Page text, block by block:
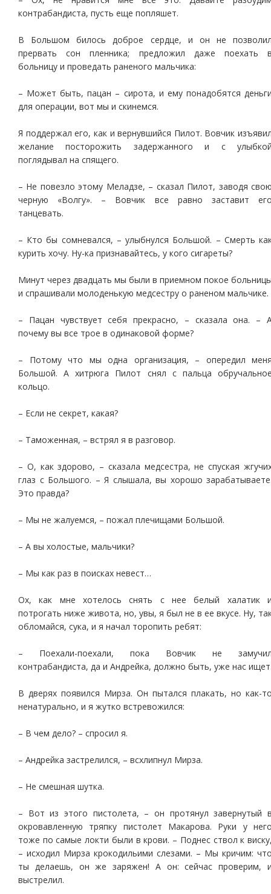
контрабандиста, пусть еще попляшет.
В Большом билось доброе сердце, и он не
прервать сон пленника; предложил даже поехать
больницу и проведать раненого мальчика:
– Может быть, пацан – сирота, и ему понадобятся
для операции, вот мы и скинемся.
Я поддержал его, как и вернувшийся Пилот. Вовчик
желание посторожить задержанного и с
поглядывал на спящего.
– Не повезло этому Меладзе, – сказал Пилот, заводя
черную «Волгу». – Вовчик все равно заставит
танцевать.
– Кто бы сомневался, – улыбнулся Большой. – Смерть
курить хочу. Ну-ка признавайтесь, у кого сигареты?
Минут через двадцать мы были в приемном покое
и спрашивали молоденькую медсестру о раненом мальчике.
– Пацан чувствует себя прекрасно, – сказала она. –
почему вы все трое в одинаковой форме?
– Потому что мы одна организация, – опередил
Большой. А хитрюга Пилот снял с пальца
кольцо.
– Если не секрет, какая?
– Таможенная, – встрял я в разговор.
– О, как здорово, – сказала медсестра, не спуская
глаз с Большого. – Я слышала, вы хорошо
Это правда?
– Мы не жалуемся, – пожал плечищами Большой.
– А вы холостые, мальчики?
– Мы как раз в поисках невест…
Ох, как мне хотелось снять с нее белый халатик
потрогать ниже живота, но, увы, я был не в ее вкусе. Ну,
обломайся, сука, и я начал торопить ребят:
– Поехали-поехали, пока Вовчик не
контрабандиста, да и Андрейка, должно быть, уже нас
В дверях появился Мирза. Он пытался плакать, но как-
ненатурально, и я жутко встревожился:
– В чем дело? – спросил я.
– Андрейка застрелился, – всхлипнул Мирза.
– Не смешная шутка.
– Вот из этого пистолета, – он протянул завернутый
окровавленную тряпку пистолет Макарова. Руки у
тоже по самые локти были в крови. – Поднес ствол к
– исходил Мирза крокодильими слезами. – Мы кричим:
ты делаешь, он же заряжен! А он: сейчас проверим,
выстрелил.